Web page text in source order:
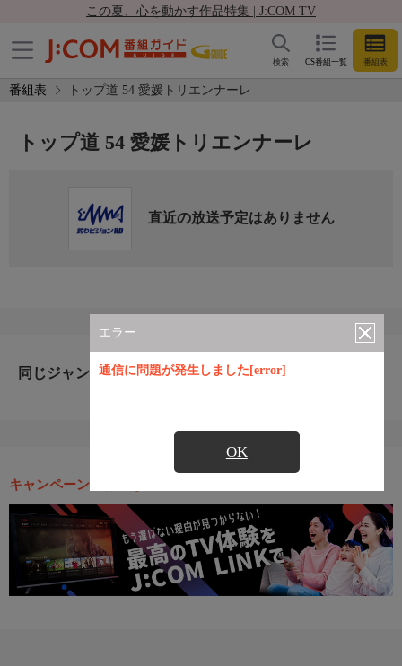
この夏、心を動かす作品特集 | J:COM TV
CS番組一覧 番組表
検索
番組表 トップ道 54 愛媛トリエンナーレ
エラー
通信に問題が発生しました[error]
OK
トップ道 54 愛媛トリエンナーレ
直近の放送予定はありません
同じジャンルのおすすめ番組
キャンペーン・お得な情報